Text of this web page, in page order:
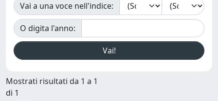
Vai a una voce nell'indice:
O digita l'anno:
Mostrati risultati da 1 a 1
di 1